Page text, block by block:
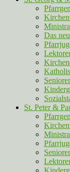
Das
St. Peter &